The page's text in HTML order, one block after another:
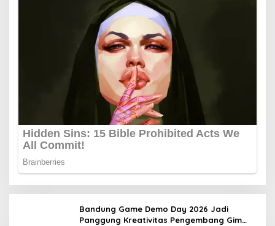
Bandung Game Demo Day 2026 Jadi
Panggung Kreativitas Pengembang Gim